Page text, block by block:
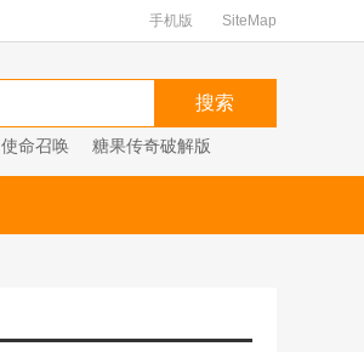
手机版 SiteMap
使命召唤 糖果传奇破解版